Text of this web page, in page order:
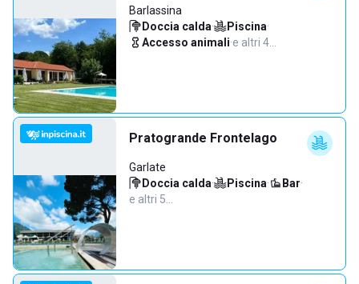
Barlassina
Doccia calda· Piscina·
Accesso animali·e altri 4…
Pratogrande Frontelago
Garlate
Doccia calda· Piscina· Bar·
e altri 5…